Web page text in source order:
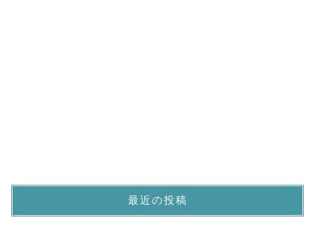
最近の投稿